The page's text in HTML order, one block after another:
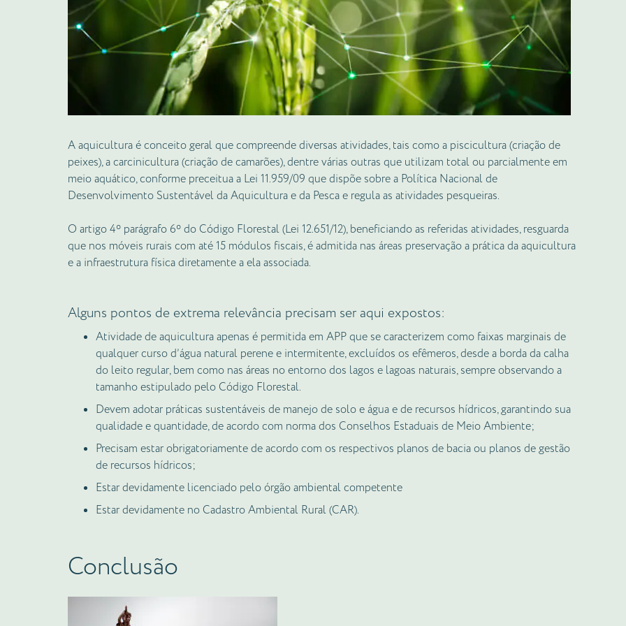
A aquicultura é conceito geral que compreende diversas atividades, tais como a piscicultura (criação de
peixes), a carcinicultura (criação de camarões), dentre várias outras que utilizam total ou parcialmente em
meio aquático, conforme preceitua a Lei 11.959/09 que dispõe sobre a Política Nacional de
Desenvolvimento Sustentável da Aquicultura e da Pesca e regula as atividades pesqueiras.
O artigo 4º parágrafo 6º do Código Florestal (Lei 12.651/12), beneficiando as referidas atividades, resguarda
que nos móveis rurais com até 15 módulos fiscais, é admitida nas áreas preservação a prática da aquicultura
e a infraestrutura física diretamente a ela associada.
Alguns pontos de extrema relevância precisam ser aqui expostos:
Atividade de aquicultura apenas é permitida em APP que se caracterizem como faixas marginais de
qualquer curso d’água natural perene e intermitente, excluídos os efêmeros, desde a borda da calha
do leito regular, bem como nas áreas no entorno dos lagos e lagoas naturais, sempre observando a
tamanho estipulado pelo Código Florestal.
Devem adotar práticas sustentáveis de manejo de solo e água e de recursos hídricos, garantindo sua
qualidade e quantidade, de acordo com norma dos Conselhos Estaduais de Meio Ambiente;
Precisam estar obrigatoriamente de acordo com os respectivos planos de bacia ou planos de gestão
de recursos hídricos;
Estar devidamente licenciado pelo órgão ambiental competente
Estar devidamente no Cadastro Ambiental Rural (CAR).
Conclusão